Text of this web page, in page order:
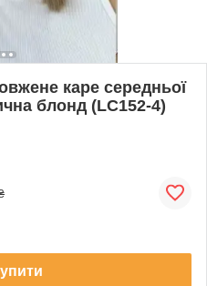
каре середньої
блонд (LC152-4)